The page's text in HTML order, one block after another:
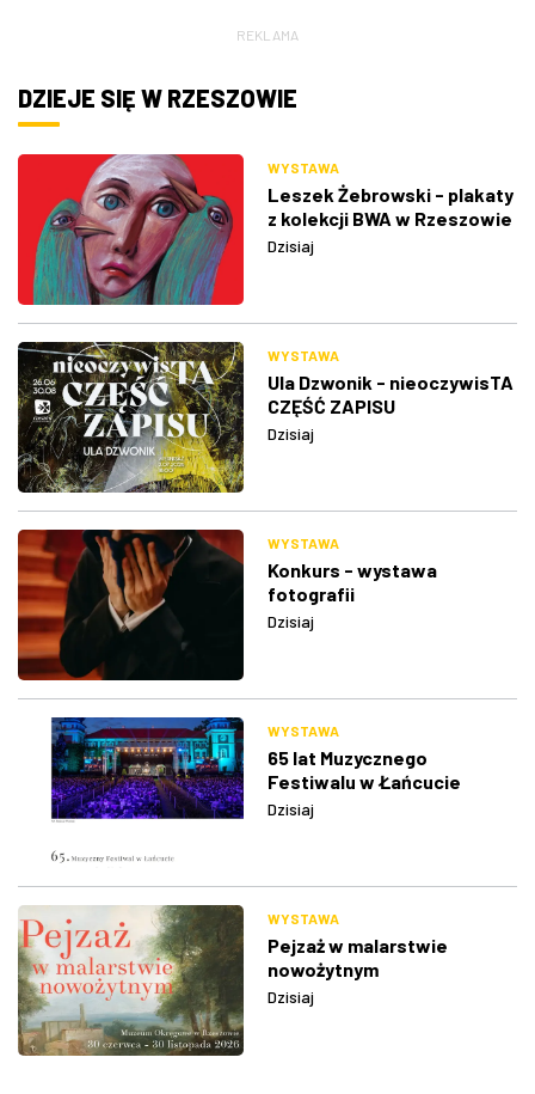
REKLAMA
DZIEJE SIĘ W RZESZOWIE
WYSTAWA
Leszek Żebrowski - plakaty
z kolekcji BWA w Rzeszowie
Dzisiaj
WYSTAWA
Ula Dzwonik - nieoczywisTA
CZĘŚĆ ZAPISU
Dzisiaj
WYSTAWA
Konkurs - wystawa
fotografii
Dzisiaj
WYSTAWA
65 lat Muzycznego
Festiwalu w Łańcucie
Dzisiaj
WYSTAWA
Pejzaż w malarstwie
nowożytnym
Dzisiaj